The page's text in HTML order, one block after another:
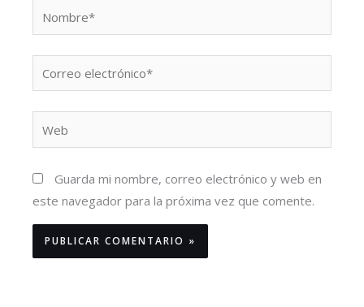
electrónico*
Guarda mi nombre, correo electrónico y web en
este navegador para la próxima vez que comente.